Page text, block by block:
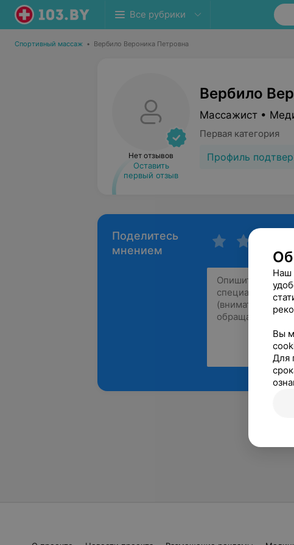
Все рубрики
Спортивный массаж • Вербило Вероника Петровна
Нет отзывов
Оставить
первый отзыв
Вербило
Массажист •
Первая категория
Профиль
Поделитесь
мнением
Наш
Вы
Для